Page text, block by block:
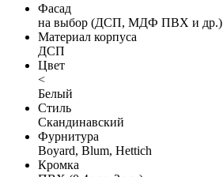
Фасад
на выбор (ДСП, МДФ ПВХ и др.)
Материал корпуса
ДСП
Цвет
<
Белый
Стиль
Скандинавский
Фурнитура
Boyard, Blum, Hettich
Кромка